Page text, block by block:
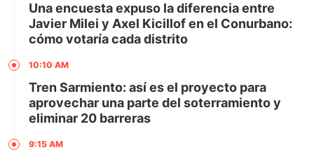
Una encuesta expuso la diferencia entre
Javier Milei y Axel Kicillof en el Conurbano:
cómo votaría cada distrito
10:10 AM
Tren Sarmiento: así es el proyecto para
aprovechar una parte del soterramiento y
eliminar 20 barreras
9:15 AM